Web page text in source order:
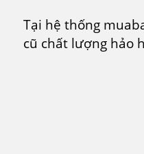
Tại hệ thống
cũ chất lượng hảo